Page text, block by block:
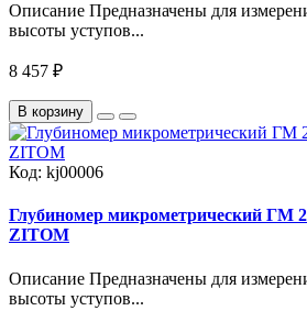
Описание Предназначены для
высоты уступов...
8 457 ₽
В корзину
Код: kj00006
Глубиномер микрометрический ГМ
ZITOM
Описание Предназначены для
высоты уступов...